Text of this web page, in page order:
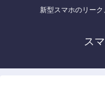
新型スマホのリー
ス